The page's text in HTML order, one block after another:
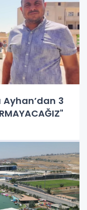
Ayhan’dan 3